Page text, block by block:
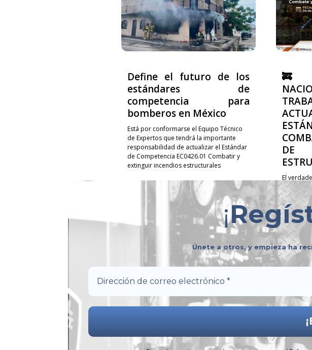
Define el futuro de los
estándares de
competencia para
bomberos en México
Está por conformarse el Equipo Técnico
de Expertos que tendrá la importante
responsabilidad de actualizar el Estándar
de Competencia EC0426.01 Combatir y
extinguir incendios estructurales
🚒
DE
El
logran
equipo.
¡
Únete a otros, y empieza ha